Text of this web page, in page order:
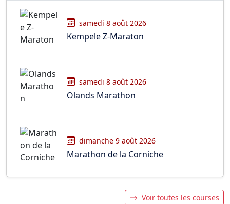
samedi 8 août 2026
Kempele Z-Maraton
samedi 8 août 2026
Olands Marathon
dimanche 9 août 2026
Marathon de la Corniche
Voir toutes les courses